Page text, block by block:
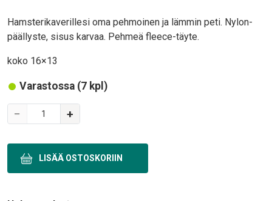
Body
Hamsterikaverillesi oma pehmoinen ja lämmin peti. Nylon-
päällyste, sisus karvaa. Pehmeä fleece-täyte.
koko 16×13
Varastossa (7 kpl)
Variations
− +